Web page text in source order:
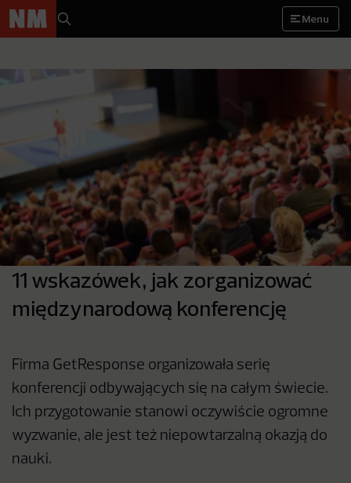
Menu
11 wskazówek, jak zorganizować
międzynarodową konferencję
Firma GetResponse organizowała serię
konferencji odbywających się na całym świecie.
Ich przygotowanie stanowi oczywiście ogromne
wyzwanie, ale jest też niepowtarzalną okazją do
nauki.